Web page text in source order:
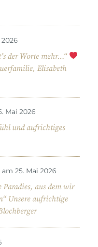
der Worte mehr…“
Elisabeth
Mai 2026
und aufrichtiges
25. Mai 2026
aus dem wir
Unsere aufrichtige